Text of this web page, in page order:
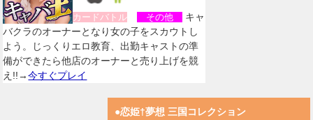
カードバトル その他
キャ
バクラのオーナーとなり女の子をスカウトし
よう。じっくりエロ教育、出勤キャストの準
備ができたら他店のオーナーと売り上げを競
え!!→今すぐプレイ
●恋姫†夢想 三国コレクション